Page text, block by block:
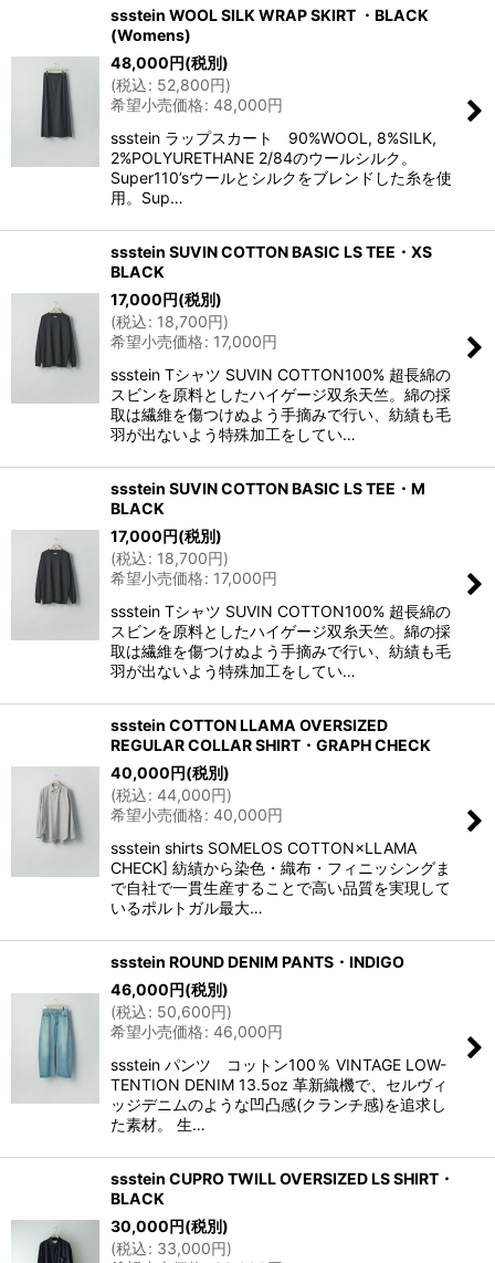
ssstein WOOL SILK WRAP SKIRT ・BLACK
(Womens)
48,000円(税別)
(税込: 52,800円)
希望小売価格: 48,000円
ssstein ラップスカート 90%WOOL, 8%SILK,
2%POLYURETHANE 2/84のウールシルク。
Super110’sウールとシルクをブレンドした糸を使
用。Sup…
ssstein SUVIN COTTON BASIC LS TEE・XS
BLACK
17,000円(税別)
(税込: 18,700円)
希望小売価格: 17,000円
ssstein Tシャツ SUVIN COTTON100% 超長綿の
スビンを原料としたハイゲージ双糸天竺。綿の採
取は繊維を傷つけぬよう手摘みで行い、紡績も毛
羽が出ないよう特殊加工をしてい…
ssstein SUVIN COTTON BASIC LS TEE・M
BLACK
17,000円(税別)
(税込: 18,700円)
希望小売価格: 17,000円
ssstein Tシャツ SUVIN COTTON100% 超長綿の
スビンを原料としたハイゲージ双糸天竺。綿の採
取は繊維を傷つけぬよう手摘みで行い、紡績も毛
羽が出ないよう特殊加工をしてい…
ssstein COTTON LLAMA OVERSIZED
REGULAR COLLAR SHIRT・GRAPH CHECK
40,000円(税別)
(税込: 44,000円)
希望小売価格: 40,000円
ssstein shirts SOMELOS COTTON×LLAMA
CHECK] 紡績から染色・織布・フィニッシングま
で自社で一貫生産することで高い品質を実現して
いるポルトガル最大…
ssstein ROUND DENIM PANTS・INDIGO
46,000円(税別)
(税込: 50,600円)
希望小売価格: 46,000円
ssstein パンツ コットン100％ VINTAGE LOW-
TENTION DENIM 13.5oz 革新織機で、セルヴィ
ッジデニムのような凹凸感(クランチ感)を追求し
た素材。 生…
ssstein CUPRO TWILL OVERSIZED LS SHIRT・
BLACK
30,000円(税別)
(税込: 33,000円)